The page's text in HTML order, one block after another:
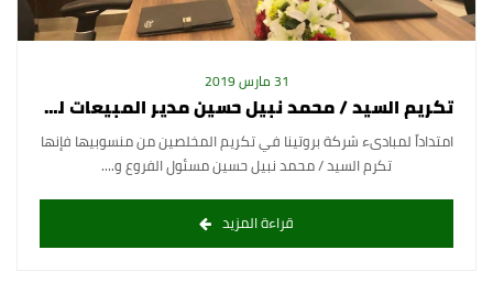
31 مارس 2019
تكريم السيد / محمد نبيل حسين مدير المبيعات لشركة بروتينا
امتداداً لمبادىء شركة بروتينا في تكريم المخلصين من منسوبيها فإنها
تكرم السيد / محمد نبيل حسين مسئول الفروع و....
قراءة المزيد